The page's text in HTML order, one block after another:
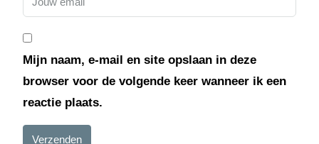
Mijn naam, e-mail en site opslaan in deze
browser voor de volgende keer wanneer ik een
reactie plaats.
Verzenden